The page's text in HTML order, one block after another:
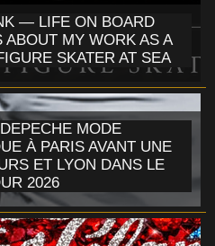
— LIFE ON BOARD
MY WORK AS A
SKATER AT SEA
MODE
À PARIS AVANT UNE
ET LYON DANS LE
2026